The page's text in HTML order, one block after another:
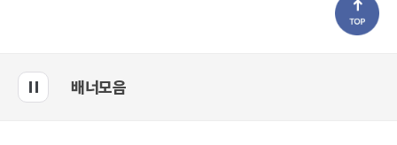
배너모음